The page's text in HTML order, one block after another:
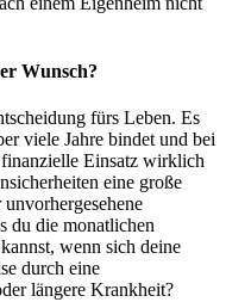
Wunsch?
fürs Leben. Es
viele Jahre bindet und bei
Einsatz wirklich
eine große
du die monatlichen
wenn sich deine
durch eine
längere Krankheit?